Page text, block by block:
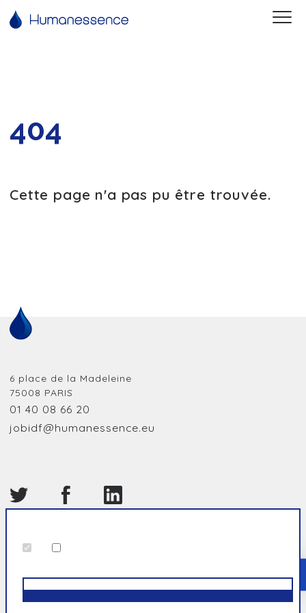
404
Cette page n'a pas pu être trouvée.
6 place de la Madeleine
75008 PARIS
01 40 08 66 20
jobidf@humanessence.eu